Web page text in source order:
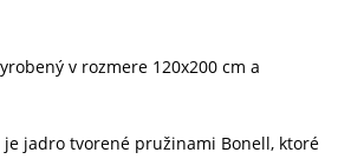
v rozmere 120x200 cm a
je jadro tvorené pružinami Bonell, ktoré